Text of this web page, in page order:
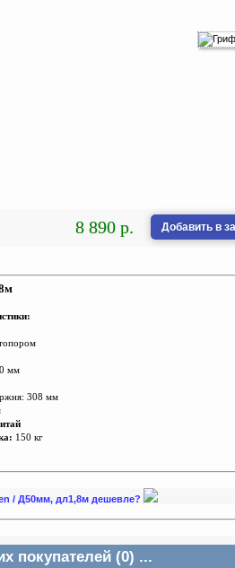
8 890 р. Добавить в
опором
мм
308 мм
150 кг
/ Д50мм, дл1,8м дешевле?
покупателей (0) ...